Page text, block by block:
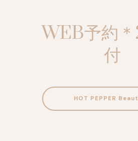
WEB予約
付
HOT PEPPER